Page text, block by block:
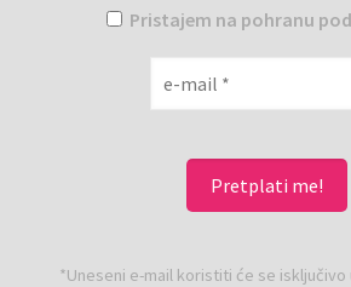
Pristajem na pohranu
*Uneseni e-mail koristiti će se isključivo